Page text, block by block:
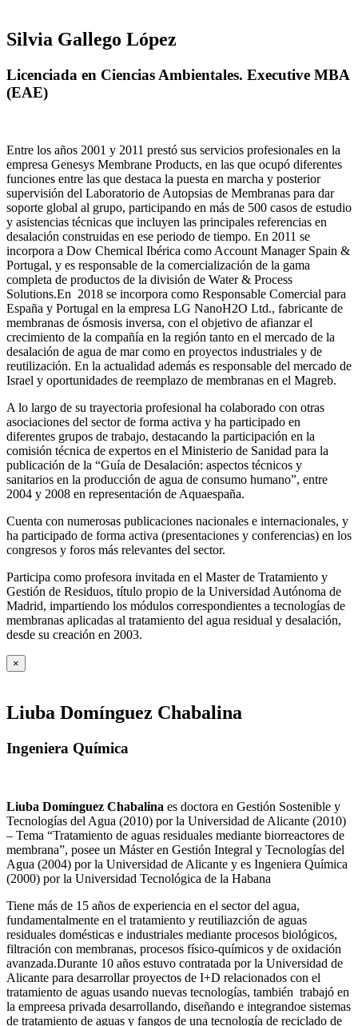
Silvia Gallego López
Licenciada en Ciencias Ambientales. Executive MBA
(EAE)
Entre los años 2001 y 2011 prestó sus servicios profesionales en la
empresa Genesys Membrane Products, en las que ocupó diferentes
funciones entre las que destaca la puesta en marcha y posterior
supervisión del Laboratorio de Autopsias de Membranas para dar
soporte global al grupo, participando en más de 500 casos de estudio
y asistencias técnicas que incluyen las principales referencias en
desalación construidas en ese periodo de tiempo. En 2011 se
incorpora a Dow Chemical Ibérica como Account Manager Spain &
Portugal, y es responsable de la comercialización de la gama
completa de productos de la división de Water & Process
Solutions.En 2018 se incorpora como Responsable Comercial para
España y Portugal en la empresa LG NanoH2O Ltd., fabricante de
membranas de ósmosis inversa, con el objetivo de afianzar el
crecimiento de la compañía en la región tanto en el mercado de la
desalación de agua de mar como en proyectos industriales y de
reutilización. En la actualidad además es responsable del mercado de
Israel y oportunidades de reemplazo de membranas en el Magreb.
A lo largo de su trayectoria profesional ha colaborado con otras
asociaciones del sector de forma activa y ha participado en
diferentes grupos de trabajo, destacando la participación en la
comisión técnica de expertos en el Ministerio de Sanidad para la
publicación de la “Guía de Desalación: aspectos técnicos y
sanitarios en la producción de agua de consumo humano”, entre
2004 y 2008 en representación de Aquaespaña.
Cuenta con numerosas publicaciones nacionales e internacionales, y
ha participado de forma activa (presentaciones y conferencias) en los
congresos y foros más relevantes del sector.
Participa como profesora invitada en el Master de Tratamiento y
Gestión de Residuos, título propio de la Universidad Autónoma de
Madrid, impartiendo los módulos correspondientes a tecnologías de
membranas aplicadas al tratamiento del agua residual y desalación,
desde su creación en 2003.
×
Liuba Domínguez Chabalina
Ingeniera Química
Liuba Domínguez Chabalina es doctora en Gestión Sostenible y
Tecnologías del Agua (2010) por la Universidad de Alicante (2010)
– Tema “Tratamiento de aguas residuales mediante biorreactores de
membrana”, posee un Máster en Gestión Integral y Tecnologías del
Agua (2004) por la Universidad de Alicante y es Ingeniera Química
(2000) por la Universidad Tecnológica de la Habana
Tiene más de 15 años de experiencia en el sector del agua,
fundamentalmente en el tratamiento y reutiliazción de aguas
residuales domésticas e industriales mediante procesos biológicos,
filtración con membranas, procesos físico-químicos y de oxidación
avanzada.Durante 10 años estuvo contratada por la Universidad de
Alicante para desarrollar proyectos de I+D relacionados con el
tratamiento de aguas usando nuevas tecnologías, también trabajó en
la empreesa privada desarrollando, diseñando e integrandoe sistemas
de tratamiento de aguas y fangos de una tecnología de reciclado de